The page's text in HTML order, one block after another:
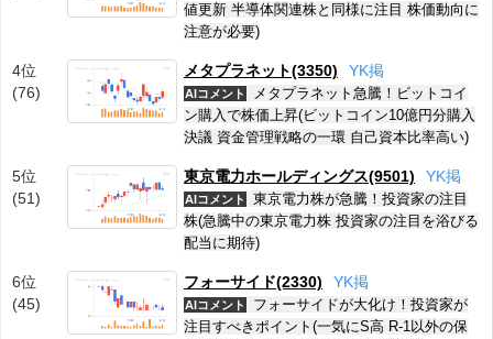
値更新 半導体関連株と同様に注目 株価動向に
注意が必要)
4位
(76)
メタプラネット(3350) YK掲
AIコメント
メタプラネット急騰！ビットコイ
ン購入で株価上昇(ビットコイン10億円分購入
決議 資金管理戦略の一環 自己資本比率高い)
5位
(51)
東京電力ホールディングス(9501) YK掲
AIコメント
東京電力株が急騰！投資家の注目
株(急騰中の東京電力株 投資家の注目を浴びる
配当に期待)
6位
(45)
フォーサイド(2330) YK掲
AIコメント
フォーサイドが大化け！投資家が
注目すべきポイント(一気にS高 R-1以外の保